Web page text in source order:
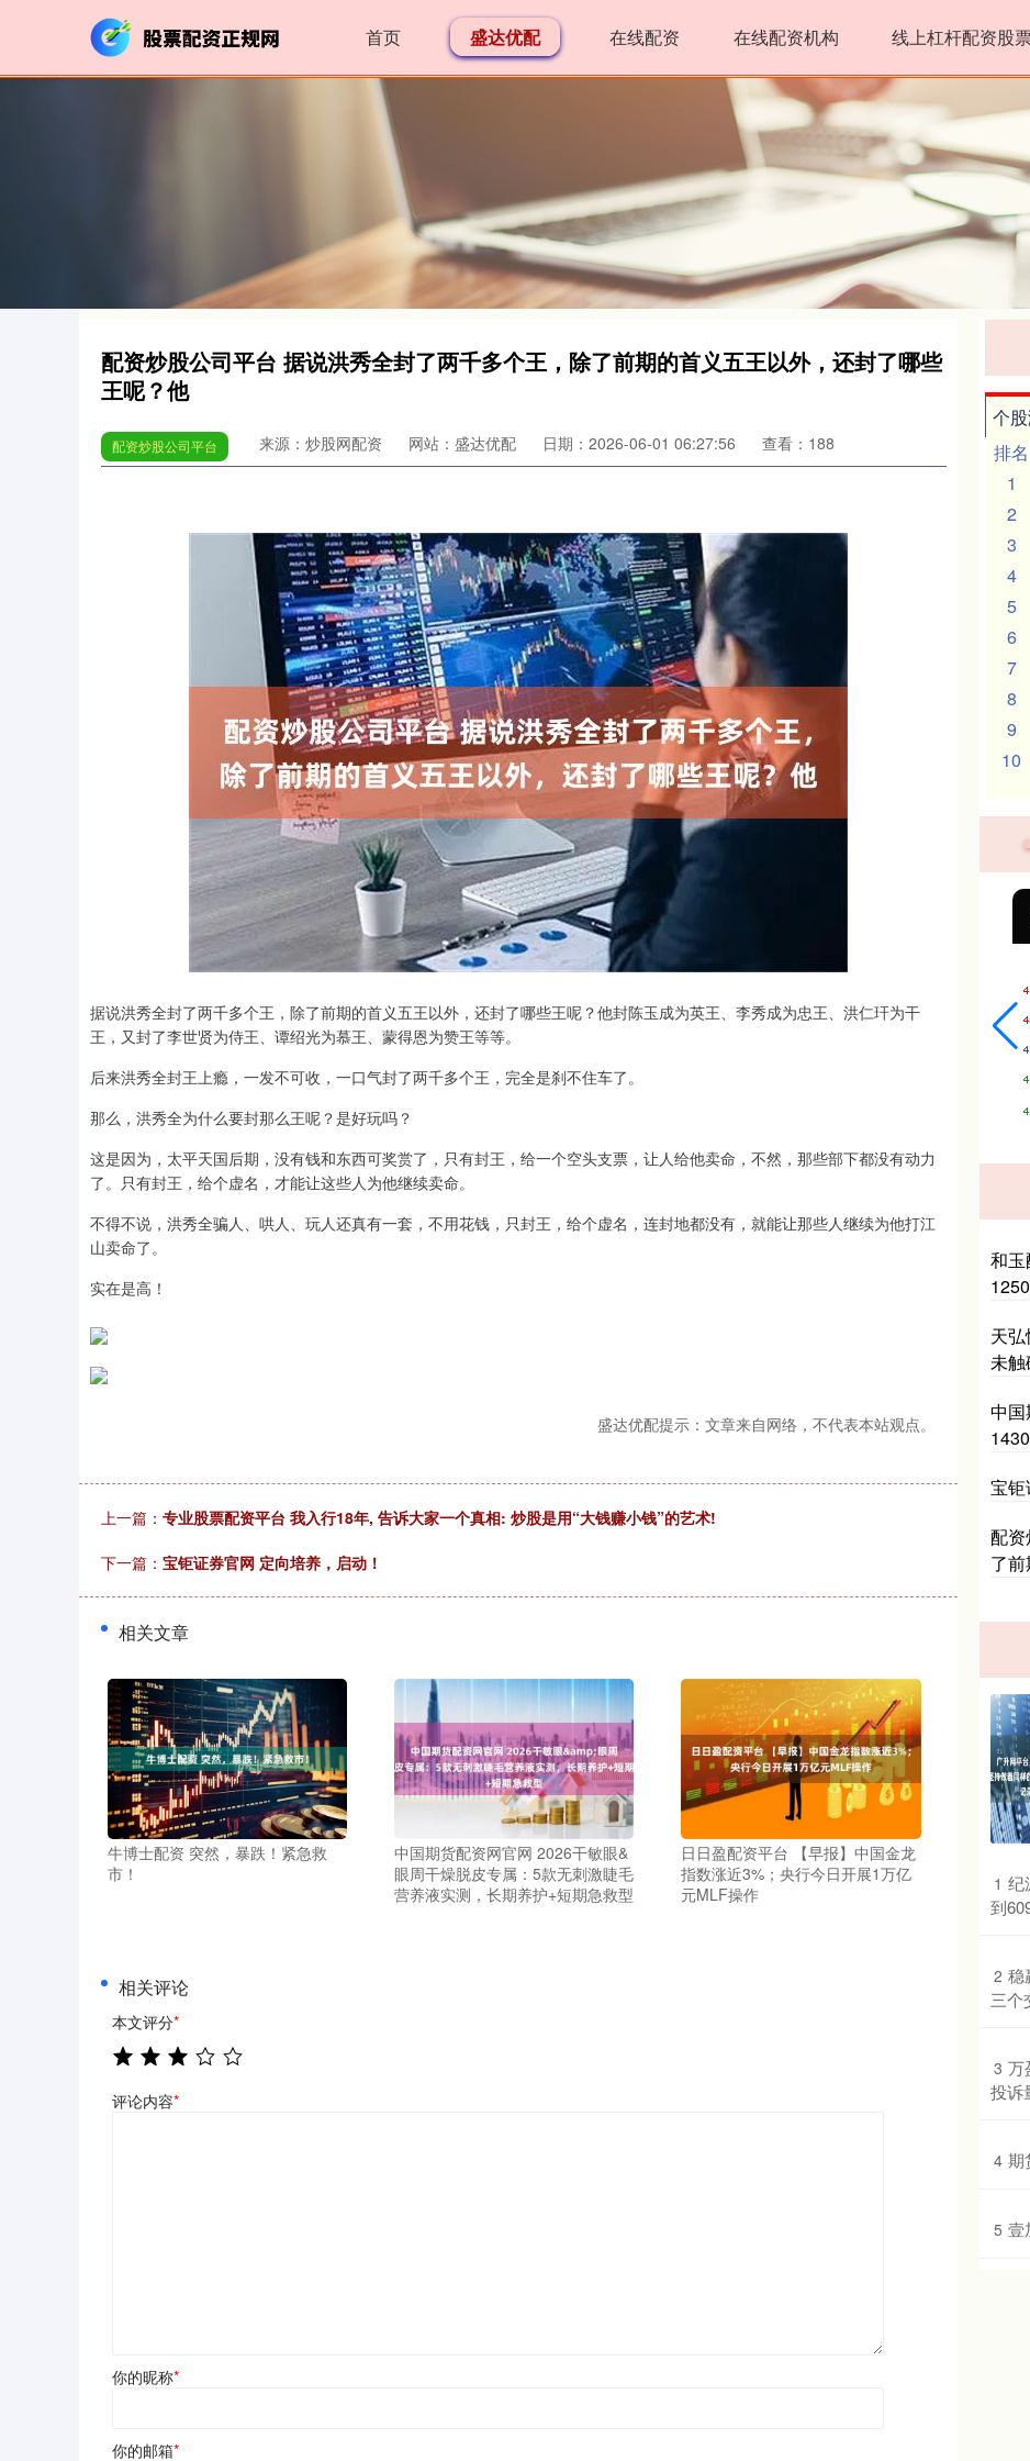
首页 盛达优配 在线配资 在线配资机构 线上杠杆配资股
配资炒股公司平台 据说洪秀全封了两千多个王，除了前期的首义五王以外，还封了哪些
王呢？他
配资炒股公司平台 来源：炒股网配资 网站：盛达优配 日期：2026-06-01 06:27:56 查看：188
据说洪秀全封了两千多个王，除了前期的首义五王以外，还封了哪些王呢？他封陈玉成为英王、李秀成为忠王、洪仁玕为干
王，又封了李世贤为侍王、谭绍光为慕王、蒙得恩为赞王等等。
后来洪秀全封王上瘾，一发不可收，一口气封了两千多个王，完全是刹不住车了。
那么，洪秀全为什么要封那么王呢？是好玩吗？
这是因为，太平天国后期，没有钱和东西可奖赏了，只有封王，给一个空头支票，让人给他卖命，不然，那些部下都没有动力
了。只有封王，给个虚名，才能让这些人为他继续卖命。
不得不说，洪秀全骗人、哄人、玩人还真有一套，不用花钱，只封王，给个虚名，连封地都没有，就能让那些人继续为他打江
山卖命了。
实在是高！
盛达优配提示：文章来自网络，不代表本站观点。
上一篇： 专业股票配资平台 我入行18年, 告诉大家一个真相: 炒股是用“大钱赚小钱”的艺术!
下一篇： 宝钜证券官网 定向培养，启动！
相关文章
牛博士配资 突然，暴跌！紧急救
市！
中国期货配资网官网 2026干敏眼&
眼周干燥脱皮专属：5款无刺激睫毛
营养液实测，长期养护+短期急救型
日日盈配资平台 【早报】中国金龙
指数涨近3%；央行今日开展1万亿
元MLF操作
相关评论
本文评分*
评论内容*
你的昵称*
你的邮箱*
个
排名
1
2
3
4
5
6
7
8
9
10
上证指数 3900.35 21.92 0.57% 深证成指
和
天
未
中
宝钜
配
了
1 纪
到
2 稳
三个
3 万
投诉
4 期
5 壹